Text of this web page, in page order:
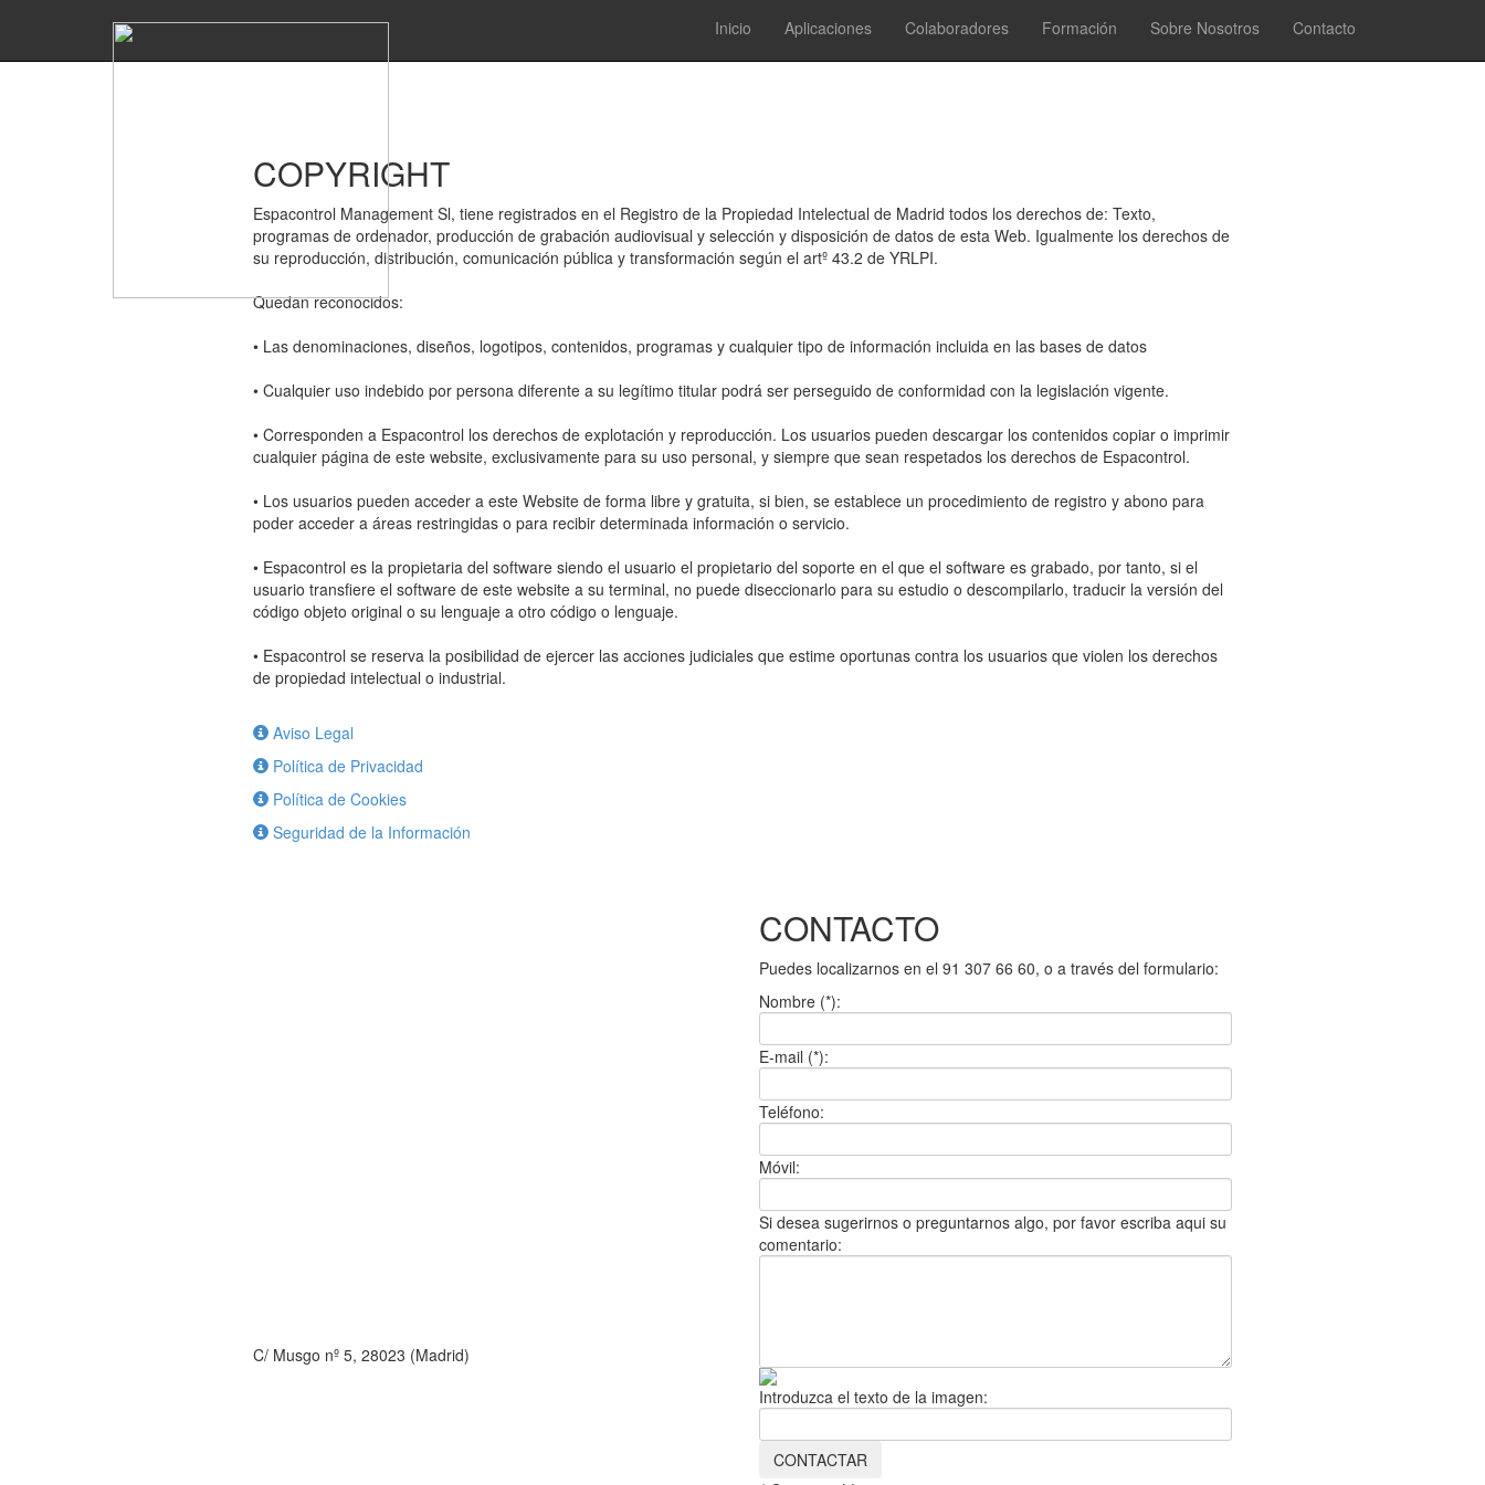
Inicio Aplicaciones Colaboradores Formación Sobre Nosotros Contacto
COPYRIGHT
Espacontrol Management Sl, tiene registrados en el Registro de la Propiedad Intelectual de Madrid todos los derechos de: Texto,
programas de ordenador, producción de grabación audiovisual y selección y disposición de datos de esta Web. Igualmente los derechos de
su reproducción, distribución, comunicación pública y transformación según el artº 43.2 de YRLPI.
Quedan reconocidos:
• Las denominaciones, diseños, logotipos, contenidos, programas y cualquier tipo de información incluida en las bases de datos
• Cualquier uso indebido por persona diferente a su legítimo titular podrá ser perseguido de conformidad con la legislación vigente.
• Corresponden a Espacontrol los derechos de explotación y reproducción. Los usuarios pueden descargar los contenidos copiar o imprimir
cualquier página de este website, exclusivamente para su uso personal, y siempre que sean respetados los derechos de Espacontrol.
• Los usuarios pueden acceder a este Website de forma libre y gratuita, si bien, se establece un procedimiento de registro y abono para
poder acceder a áreas restringidas o para recibir determinada información o servicio.
• Espacontrol es la propietaria del software siendo el usuario el propietario del soporte en el que el software es grabado, por tanto, si el
usuario transfiere el software de este website a su terminal, no puede diseccionarlo para su estudio o descompilarlo, traducir la versión del
código objeto original o su lenguaje a otro código o lenguaje.
• Espacontrol se reserva la posibilidad de ejercer las acciones judiciales que estime oportunas contra los usuarios que violen los derechos
de propiedad intelectual o industrial.
Aviso Legal
Política de Privacidad
Política de Cookies
Seguridad de la Información
CONTACTO
C/ Musgo nº 5, 28023 (Madrid)
Puedes localizarnos en el 91 307 66 60, o a través del formulario:
Nombre (*):
E-mail (*):
Teléfono:
Móvil:
Si desea sugerirnos o preguntarnos algo, por favor escriba aqui su
comentario:
Introduzca el texto de la imagen: